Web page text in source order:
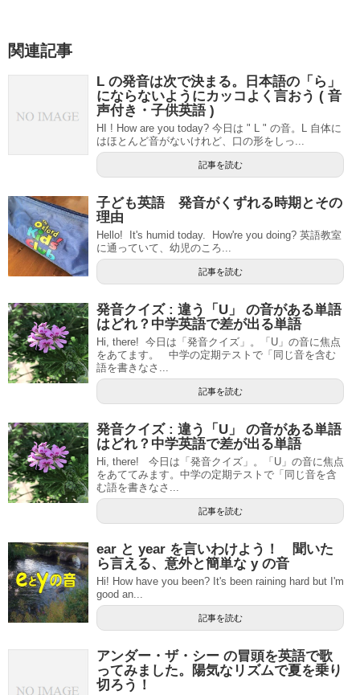
関連記事
L の発音は次で決まる。日本語の「ら」
にならないようにカッコよく言おう ( 音
声付き・子供英語 )
HI ! How are you today? 今日は " L " の音。L 自体に
はほとんど音がないけれど、口の形をしっ...
記事を読む
子ども英語 発音がくずれる時期とその
理由
Hello! It's humid today. How're you doing? 英語教室
に通っていて、幼児のころ...
記事を読む
発音クイズ : 違う「U」 の音がある単語
はどれ？中学英語で差が出る単語
Hi, there! 今日は「発音クイズ」。「U」の音に焦点
をあてます。 中学の定期テストで「同じ音を含む
語を書きなさ...
記事を読む
発音クイズ : 違う「U」 の音がある単語
はどれ？中学英語で差が出る単語
Hi, there! 今日は「発音クイズ」。「U」の音に焦点
をあててみます。中学の定期テストで「同じ音を含
む語を書きなさ...
記事を読む
ear と year を言いわけよう！ 聞いた
ら言える、意外と簡単な y の音
Hi! How have you been? It's been raining hard but I'm
good an...
記事を読む
アンダー・ザ・シー の冒頭を英語で歌
ってみました。陽気なリズムで夏を乗り
切ろう！